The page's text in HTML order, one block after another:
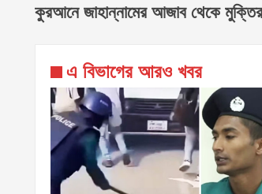
কুরআনে জাহান্নামের আজাব থেকে
এ বিভাগের আরও খবর